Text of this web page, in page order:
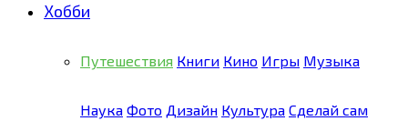
Хобби
Путешествия Книги Кино Игры Музыка
Наука Фото Дизайн Культура Сделай сам